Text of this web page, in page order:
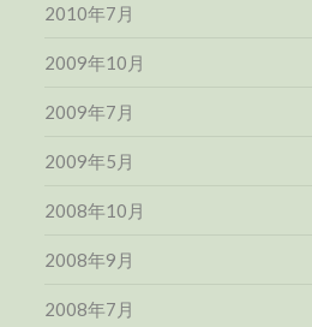
2010年7月
2009年10月
2009年7月
2009年5月
2008年10月
2008年9月
2008年7月